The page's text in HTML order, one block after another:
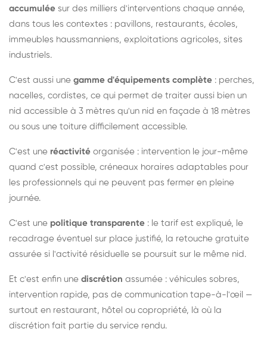
accumulée sur des milliers d'interventions chaque année,
dans tous les contextes : pavillons, restaurants, écoles,
immeubles haussmanniens, exploitations agricoles, sites
industriels.
C'est aussi une gamme d'équipements complète : perches,
nacelles, cordistes, ce qui permet de traiter aussi bien un
nid accessible à 3 mètres qu'un nid en façade à 18 mètres
ou sous une toiture difficilement accessible.
C'est une réactivité organisée : intervention le jour-même
quand c'est possible, créneaux horaires adaptables pour
les professionnels qui ne peuvent pas fermer en pleine
journée.
C'est une politique transparente : le tarif est expliqué, le
recadrage éventuel sur place justifié, la retouche gratuite
assurée si l'activité résiduelle se poursuit sur le même nid.
Et c'est enfin une discrétion assumée : véhicules sobres,
intervention rapide, pas de communication tape-à-l'œil —
surtout en restaurant, hôtel ou copropriété, là où la
discrétion fait partie du service rendu.